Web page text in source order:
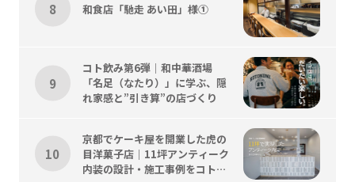
和食店「馳走 あい田」様①
コト飲み第6弾｜和中華酒場
「名足（なたり）」に学ぶ、隠
れ家感と”引き算”の店づくり
京都でケーキ屋を開業した虎の
目洋菓子店｜11坪アンティーク
内装の設計・施工事例をコトス